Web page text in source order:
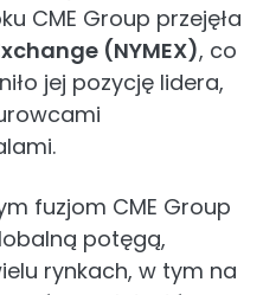
CME Group przejęła
(NYMEX), co
jej pozycję lidera,
fuzjom CME Group
potęgą,
rynkach, w tym na